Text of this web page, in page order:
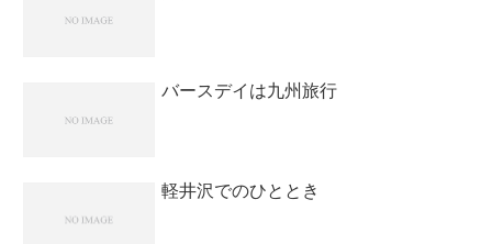
バースデイは九州旅行
軽井沢でのひととき